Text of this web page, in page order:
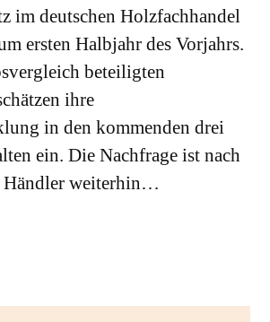
im deutschen Holzfachhandel
ersten Halbjahr des Vorjahrs.
beteiligten
ihre
in den kommenden drei
ein. Die Nachfrage ist nach
Händler weiterhin…